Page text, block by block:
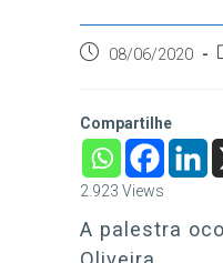
Post08/06/2020
Compartilhe
2.923 Views
A palestra